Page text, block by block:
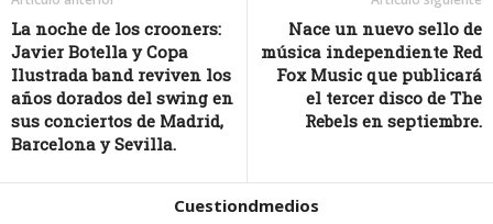
La noche de los crooners:
Javier Botella y Copa
Ilustrada band reviven los
años dorados del swing en
sus conciertos de Madrid,
Barcelona y Sevilla.
Nace un nuevo sello de
música independiente Red
Fox Music que publicará
el tercer disco de The
Rebels en septiembre.
Cuestiondmedios